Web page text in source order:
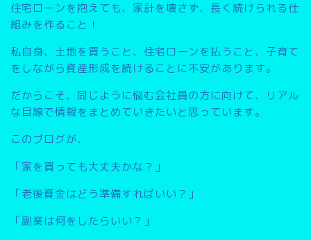
住宅ローンを抱えても、家計を壊さず、長く続けられる仕
組みを作ること ！
私自身、土地を買うこと、住宅ローンを払うこと、子育て
をしながら資産形成を続けることに不安があります。
だからこそ、同じように悩む会社員の方に向けて、リアル
な目線で情報をまとめていきたいと思っています。
このブログが、
「家を買っても大丈夫かな？」
「老後資金はどう準備すればいい？」
「副業は何をしたらいい？」